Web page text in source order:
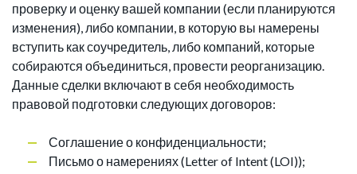
проверку и оценку вашей компании (если планируются
изменения), либо компании, в которую вы намерены
вступить как соучредитель, либо компаний, которые
собираются объединиться, провести реорганизацию.
Данные сделки включают в себя необходимость
правовой подготовки следующих договоров:
Соглашение о конфиденциальности;
Письмо о намерениях (Letter of Intent (LOI));